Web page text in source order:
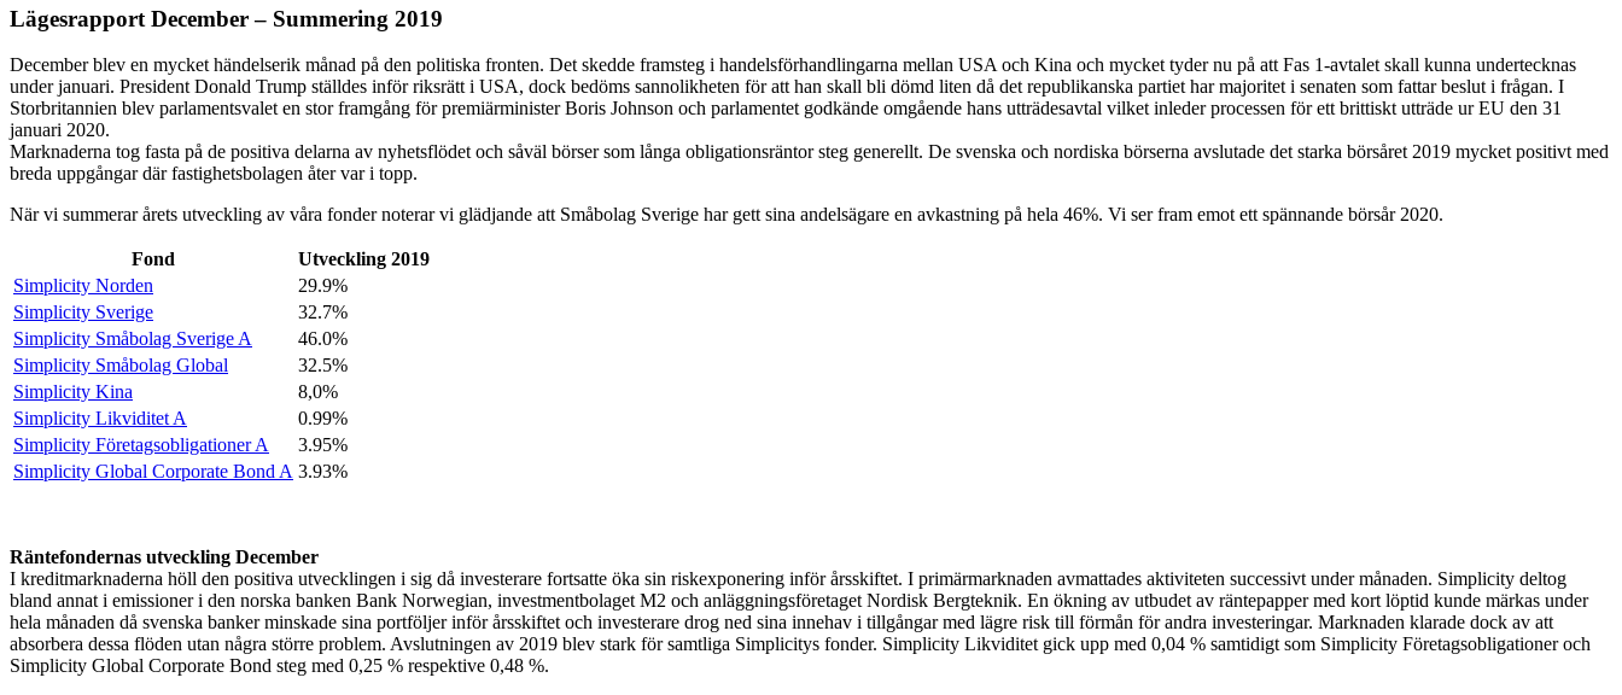
Lägesrapport December – Summering 2019
December blev en mycket händelserik månad på den politiska fronten. Det skedde framsteg i handelsförhandlingarna mellan USA och Kina och mycket tyder nu på att Fas 1-avtalet skall kunna undertecknas
under januari. President Donald Trump ställdes inför riksrätt i USA, dock bedöms sannolikheten för att han skall bli dömd liten då det republikanska partiet har majoritet i senaten som fattar beslut i frågan. I
Storbritannien blev parlamentsvalet en stor framgång för premiärminister Boris Johnson och parlamentet godkände omgående hans utträdesavtal vilket inleder processen för ett brittiskt utträde ur EU den 31
januari 2020.
Marknaderna tog fasta på de positiva delarna av nyhetsflödet och såväl börser som långa obligationsräntor steg generellt. De svenska och nordiska börserna avslutade det starka börsåret 2019 mycket positivt med
breda uppgångar där fastighetsbolagen åter var i topp.
När vi summerar årets utveckling av våra fonder noterar vi glädjande att Småbolag Sverige har gett sina andelsägare en avkastning på hela 46%. Vi ser fram emot ett spännande börsår 2020.
Fond
Utveckling 2019
Simplicity Norden
29.9%
Simplicity Sverige
32.7%
Simplicity Småbolag Sverige A
46.0%
Simplicity Småbolag Global
32.5%
Simplicity Kina
8,0%
Simplicity Likviditet A
0.99%
Simplicity Företagsobligationer A
3.95%
Simplicity Global Corporate Bond A 3.93%
Räntefondernas utveckling December
I kreditmarknaderna höll den positiva utvecklingen i sig då investerare fortsatte öka sin riskexponering inför årsskiftet. I primärmarknaden avmattades aktiviteten successivt under månaden. Simplicity deltog
bland annat i emissioner i den norska banken Bank Norwegian, investmentbolaget M2 och anläggningsföretaget Nordisk Bergteknik. En ökning av utbudet av räntepapper med kort löptid kunde märkas under
hela månaden då svenska banker minskade sina portföljer inför årsskiftet och investerare drog ned sina innehav i tillgångar med lägre risk till förmån för andra investeringar. Marknaden klarade dock av att
absorbera dessa flöden utan några större problem. Avslutningen av 2019 blev stark för samtliga Simplicitys fonder. Simplicity Likviditet gick upp med 0,04 % samtidigt som Simplicity Företagsobligationer och
Simplicity Global Corporate Bond steg med 0,25 % respektive 0,48 %.